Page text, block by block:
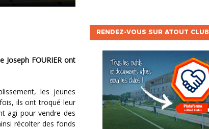
les jeunes
ils ont troqué leur
agi pour vendre des
récolter des fonds
RENDEZ-VOUS SUR ATOUT CLUB